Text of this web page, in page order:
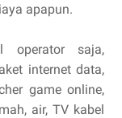
apapun.
operator saja,
internet data,
game online,
air, TV kabel